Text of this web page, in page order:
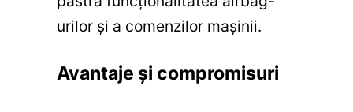
urilor și a comenzilor mașinii.
Avantaje și compromisuri